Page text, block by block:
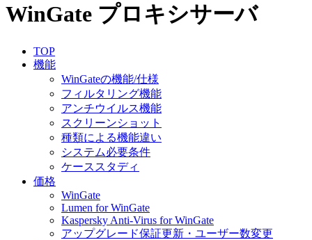
WinGate プロキシサーバ
TOP
機能
WinGateの機能/仕様
フィルタリング機能
アンチウイルス機能
スクリーンショット
種類による機能違い
システム必要条件
ケーススタディ
価格
WinGate
Lumen for WinGate
Kaspersky Anti-Virus for WinGate
アップグレード保証更新・ユーザー数変更